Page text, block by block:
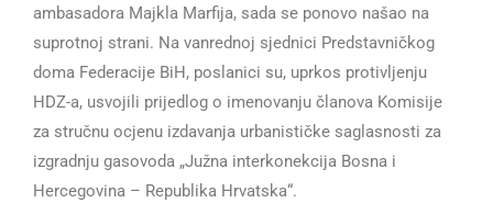
ambasadora Majkla Marfija, sada se ponovo našao na
suprotnoj strani. Na vanrednoj sjednici Predstavničkog
doma Federacije BiH, poslanici su, uprkos protivljenju
HDZ-a, usvojili prijedlog o imenovanju članova Komisije
za stručnu ocjenu izdavanja urbanističke saglasnosti za
izgradnju gasovoda „Južna interkonekcija Bosna i
Hercegovina – Republika Hrvatska“.